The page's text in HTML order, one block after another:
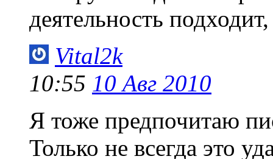
деятельность
Vital2k
10:55 10 Авг 2010
Я тоже предпочитаю
Только не всегда это